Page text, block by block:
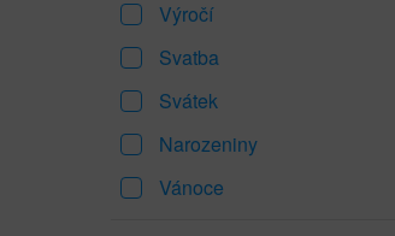
Výročí
Svatba
Svátek
Narozeniny
Vánoce